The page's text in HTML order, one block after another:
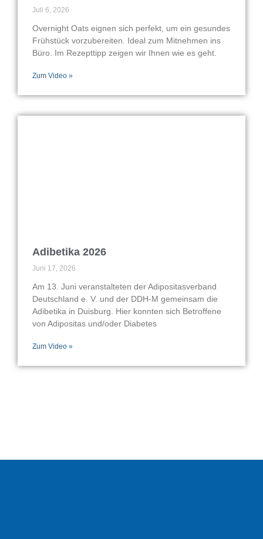
Juli 6, 2026
Overnight Oats eignen sich perfekt, um ein gesundes
Frühstück vorzubereiten. Ideal zum Mitnehmen ins
Büro. Im Rezepttipp zeigen wir Ihnen wie es geht.
Zum Video »
Adibetika 2026
Juni 17, 2026
Am 13. Juni veranstalteten der Adipositasverband
Deutschland e. V. und der DDH-M gemeinsam die
Adibetika in Duisburg. Hier konnten sich Betroffene
von Adipositas und/oder Diabetes
Zum Video »